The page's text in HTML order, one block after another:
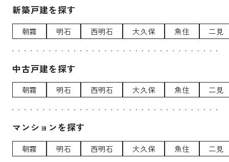
新築戸建を探す
朝霧 明石 西明石 大久保 魚住 二見
中古戸建を探す
朝霧 明石 西明石 大久保 魚住 二見
マンションを探す
朝霧 明石 西明石 大久保 魚住 二見